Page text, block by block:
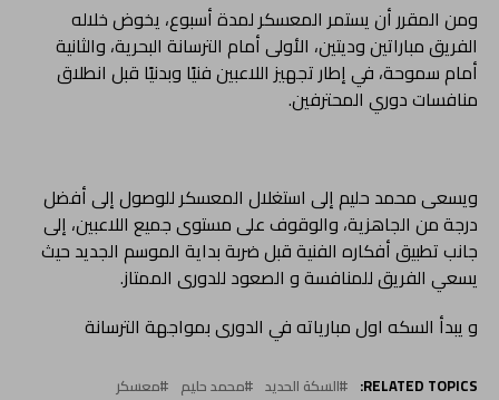
ومن المقرر أن يستمر المعسكر لمدة أسبوع، يخوض خلاله
الفريق مباراتين وديتين، الأولى أمام الترسانة البحرية، والثانية
أمام سموحة، في إطار تجهيز اللاعبين فنيًا وبدنيًا قبل انطلاق
منافسات دوري المحترفين.
ويسعى محمد حليم إلى استغلال المعسكر للوصول إلى أفضل
درجة من الجاهزية، والوقوف على مستوى جميع اللاعبين، إلى
جانب تطبيق أفكاره الفنية قبل ضربة بداية الموسم الجديد حيث
يسعي الفريق للمنافسة و الصعود للدورى الممتاز.
و يبدأ السكه اول مبارياته في الدورى بمواجهة الترسانة
RELATED TOPICS: السكة الحديد محمد حليم معسكر